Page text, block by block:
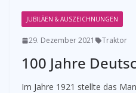
JUBILÄEN & AUSZEICHNUNGEN
29. Dezember 2021 Traktor
100 Jahre
Im Jahre 1921 stellte das